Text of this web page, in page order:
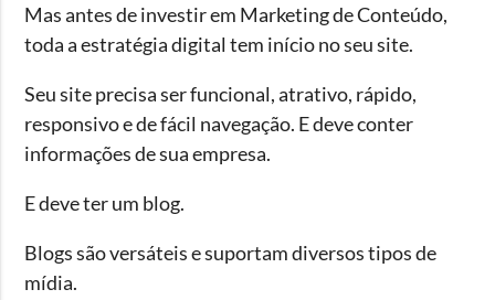
Mas antes de investir em Marketing de Conteúdo,
toda a estratégia digital tem início no seu site.
Seu site precisa ser funcional, atrativo, rápido,
responsivo e de fácil navegação. E deve conter
informações de sua empresa.
E deve ter um blog.
Blogs são versáteis e suportam diversos tipos de
mídia.